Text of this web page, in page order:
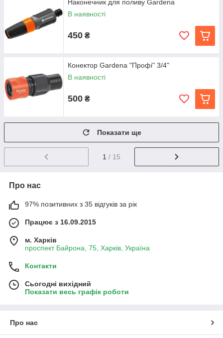
Наконечник для поливу Gardena
В наявності
450 ₴
Конектор Gardena "Профі" 3/4"
В наявності
500 ₴
Показати ще
1 / 15
Про нас
97% позитивних з 35 відгуків за рік
Працює з 16.09.2015
м. Харків
проспект Байрона, 75, Харків, Україна
Контакти
Сьогодні вихідний
Показати весь графік роботи
Про нас